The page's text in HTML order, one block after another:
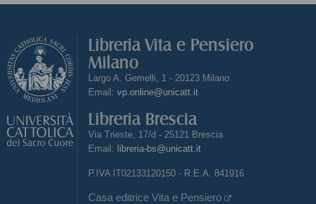
Libreria Vita e Pensiero
Milano
Largo A. Gemelli, 1 - 20123 Milano
Email: vp.online@unicatt.it
Libreria Brescia
Via Trieste, 17/d - 25121 Brescia
Email: libreria-bs@unicatt.it
P.IVA IT02133120150 - R.E.A. 841916
Casa editrice Vita e Pensiero